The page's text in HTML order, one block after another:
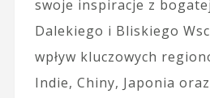
swoje inspiracje z
Dalekiego i Bliskiego
wpływ kluczowych
Indie, Chiny, Japonia